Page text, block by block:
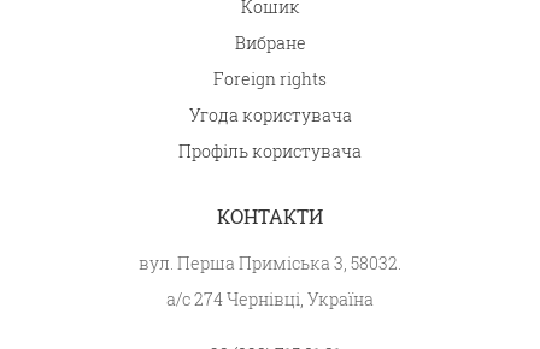
Кошик
Вибране
Foreign rights
Угода користувача
Профіль користувача
КОНТАКТИ
вул. Перша Приміська 3, 58032.
а/с 274 Чернівці, Україна